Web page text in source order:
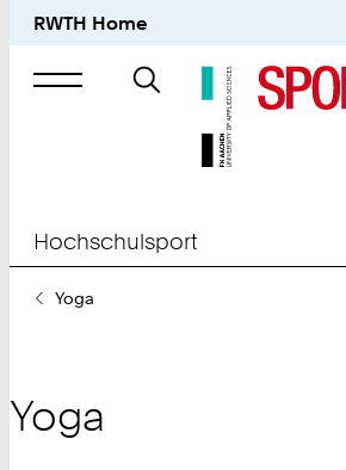
RWTH Home
Suche
nach
Hochschulsport
SieYoga
Yoga